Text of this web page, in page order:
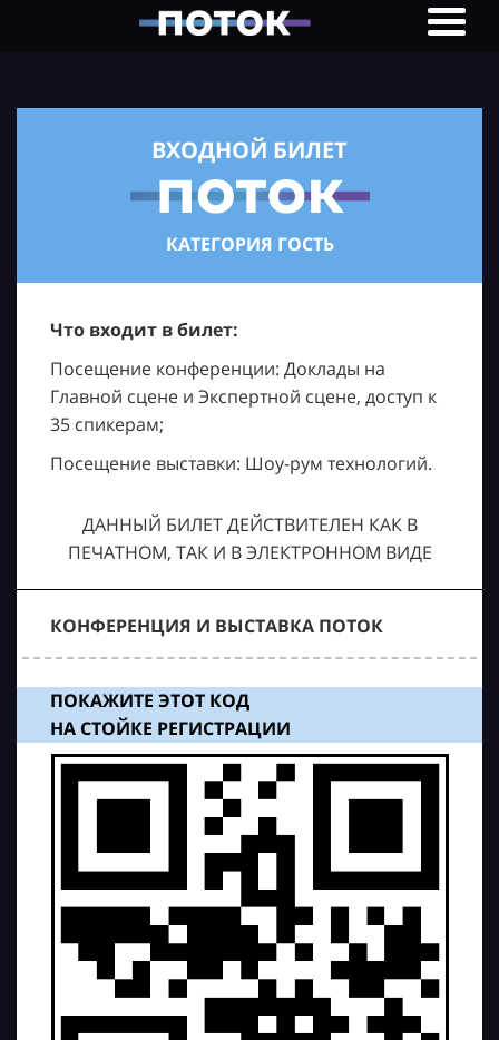
ВХОДНОЙ БИЛЕТ
КАТЕГОРИЯ ГОСТЬ
Что входит в билет:
Посещение конференции: Доклады на
Главной сцене и Экспертной сцене, доступ к
35 спикерам;
Посещение выставки: Шоу-рум технологий.
ДАННЫЙ БИЛЕТ ДЕЙСТВИТЕЛЕН КАК В
ПЕЧАТНОМ, ТАК И В ЭЛЕКТРОННОМ ВИДЕ
КОНФЕРЕНЦИЯ И ВЫСТАВКА ПОТОК
ПОКАЖИТЕ ЭТОТ КОД
НА СТОЙКЕ РЕГИСТРАЦИИ